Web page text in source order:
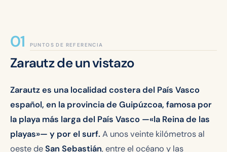
PUNTOS DE REFERENCIA
Zarautz de un vistazo
Zarautz es una localidad costera del País Vasco
español, en la provincia de Guipúzcoa, famosa por
la playa más larga del País Vasco —«la Reina de las
playas»— y por el surf. A unos veinte kilómetros al
oeste deSan Sebastián, entre el océano y las